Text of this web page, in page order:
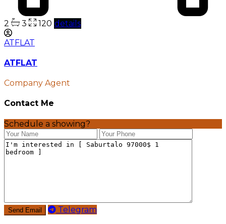
2 3 120 details
ATFLAT
ATFLAT
Company Agent
Contact Me
Schedule a showing?
Telegram